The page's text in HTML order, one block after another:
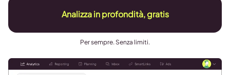
Analizza in profondità, gratis
Per sempre. Senza limiti.